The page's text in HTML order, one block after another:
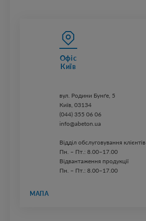
Офіс
Київ
вул. ​Родини Бунґе, 5
Київ, 03134
(044) 355 06 06
info@abeton.ua
Відділ обслуговування клієнтів
Пн. – Пт.: 8.00–17.00
Відвантаження продукції
Пн. – Пт.: 8.00–17.00
МАПА